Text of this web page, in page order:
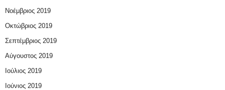
Νοέμβριος 2019
Οκτώβριος 2019
Σεπτέμβριος 2019
Αύγουστος 2019
Ιούλιος 2019
Ιούνιος 2019